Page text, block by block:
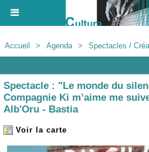
Accueil > Agenda > Spectacles /
Spectacle : "Le monde du
Compagnie Ki m’aime me
Alb'Oru - Bastia
Voir la carte